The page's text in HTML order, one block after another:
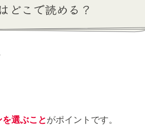
どこで読める？
選ぶことがポイントです。